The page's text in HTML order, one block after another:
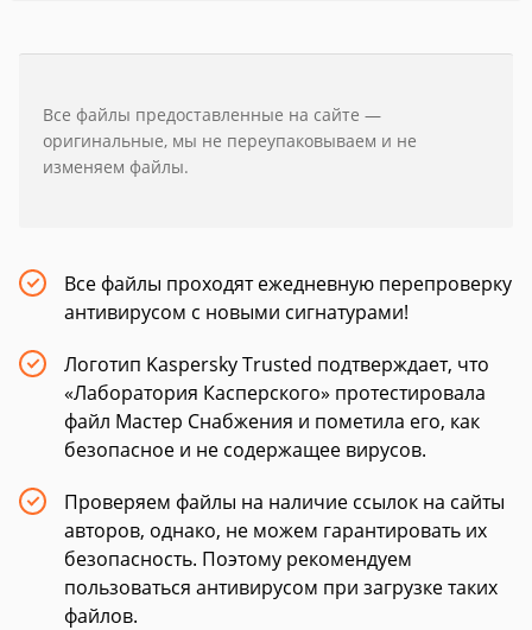
Все файлы предоставленные на сайте —
оригинальные, мы не переупаковываем и не
изменяем файлы.
Все файлы проходят ежедневную перепроверку
антивирусом с новыми сигнатурами!
Логотип Kaspersky Trusted подтверждает, что
«Лаборатория Касперского» протестировала
файл Мастер Снабжения и пометила его, как
безопасное и не содержащее вирусов.
Проверяем файлы на наличие ссылок на сайты
авторов, однако, не можем гарантировать их
безопасность. Поэтому рекомендуем
пользоваться антивирусом при загрузке таких
файлов.